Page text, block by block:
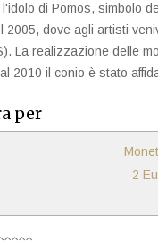
di Pomos, simbolo
dove agli artisti
realizzazione delle
2010 il conio è stato
per
2